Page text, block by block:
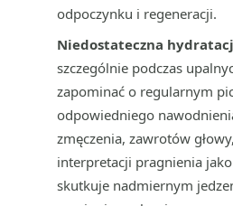
odpoczynku i regeneracji.
Niedostateczna
szczególnie podczas
zapominać o regularnym
odpowiedniego
zmęczenia, zawrotów
interpretacji pragnienia
skutkuje nadmiernym